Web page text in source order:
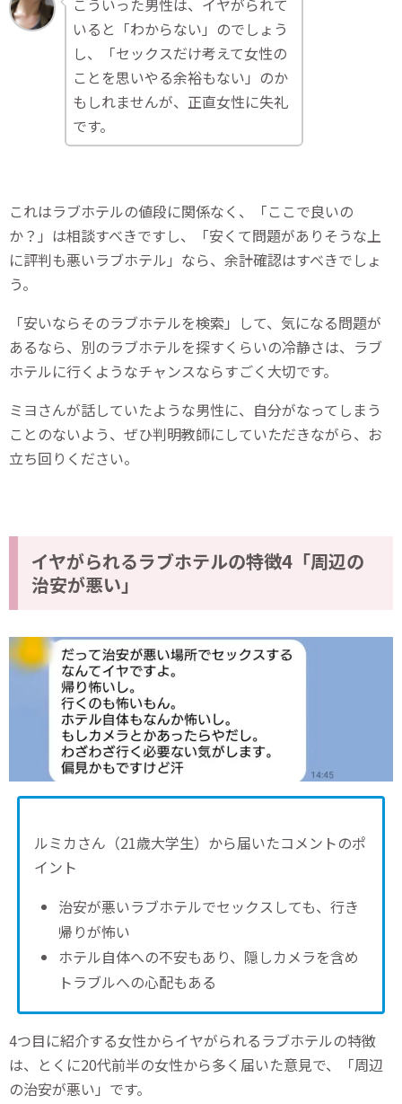
こういった男性は、イヤがられて
いると「わからない」のでしょう
し、「セックスだけ考えて女性の
ことを思いやる余裕もない」のか
もしれませんが、正直女性に失礼
です。
これはラブホテルの値段に関係なく、「ここで良いの
か？」は相談すべきですし、「安くて問題がありそうな上
に評判も悪いラブホテル」なら、余計確認はすべきでしょ
う。
「安いならそのラブホテルを検索」して、気になる問題が
あるなら、別のラブホテルを探すくらいの冷静さは、ラブ
ホテルに行くようなチャンスならすごく大切です。
ミヨさんが話していたような男性に、自分がなってしまう
ことのないよう、ぜひ判明教師にしていただきながら、お
立ち回りください。
イヤがられるラブホテルの特徴4「周辺の
治安が悪い」
ルミカさん（21歳大学生）から届いたコメントのポ
イント
治安が悪いラブホテルでセックスしても、行き
帰りが怖い
ホテル自体への不安もあり、隠しカメラを含め
トラブルへの心配もある
4つ目に紹介する女性からイヤがられるラブホテルの特徴
は、とくに20代前半の女性から多く届いた意見で、「周辺
の治安が悪い」です。